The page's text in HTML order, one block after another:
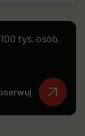
tys. osób.